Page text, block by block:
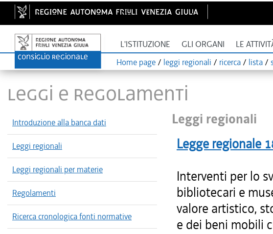
L'ISTITUZIONE GLI ORGANI LE
Home page / leggi regionali / ricerca / lista /
LEGGI E REGOLAMENTI
Introduzione alla banca dati
Leggi regionali
Leggi regionali per materie
Regolamenti
Ricerca cronologica fonti normative
Leggi regionali
Legge regionale
Interventi per lo
bibliotecari e
valore artistico,
e dei beni mobili